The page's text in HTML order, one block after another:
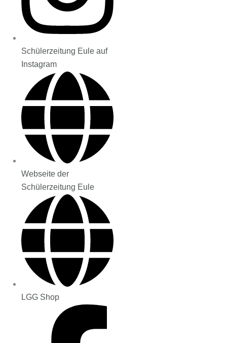
Schülerzeitung Eule auf
Instagram
Webseite der
Schülerzeitung Eule
LGG Shop